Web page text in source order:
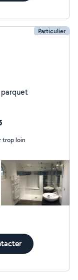
Particulier
trop loin